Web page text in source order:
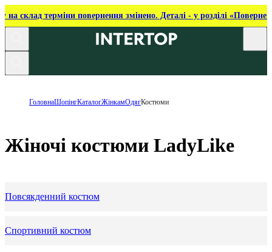
на склад терміни повернення змінено. Деталі - у розділі
ГоловнаШопінгКаталогЖінкамОдягКостюми
Жіночі костюми LadyLike
Повсякденний костюм
Спортивний костюм